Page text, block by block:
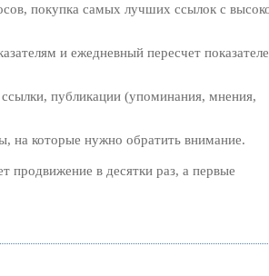
покупка самых лучших ссылок с
и ежедневный пересчет
публикации (упоминания, мнения,
на которые нужно обратить внимание.
продвижение в десятки раз, а первые